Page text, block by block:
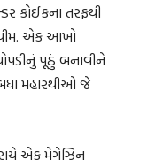
કોઈકના તરફથી
એક આખો
પૂઠું બનાવીને
મહારથીઓ જે
એક મેગેઝિન